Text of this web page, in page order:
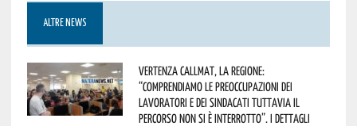
ALTRE NEWS
Vertenza CallMat, la Regione:
“comprendiamo le preoccupazioni dei
lavoratori e dei sindacati tuttavia il
percorso non si è interrotto”. I dettagli